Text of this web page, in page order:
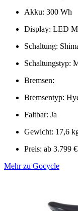
Akku: 300 Wh
Display: LED
Schaltung:
Schaltungstyp:
Bremsen:
Bremsentyp:
Faltbar: Ja
Gewicht: 17,6
Preis: ab 3.799
Mehr zu Gocycle